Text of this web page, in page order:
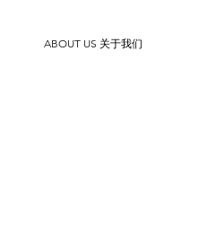
ABOUT US 关于我们